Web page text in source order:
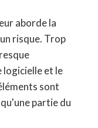
aborde la
risque. Trop
logicielle et le
sont
partie du